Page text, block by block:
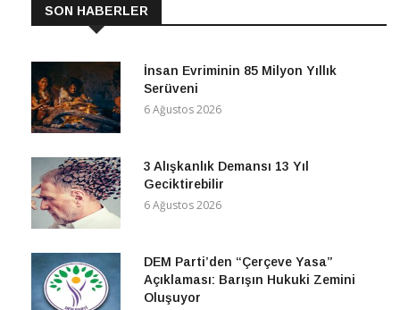
SON HABERLER
İnsan Evriminin 85 Milyon Yıllık
Serüveni
6 Ağustos 2026
3 Alışkanlık Demansı 13 Yıl
Geciktirebilir
6 Ağustos 2026
DEM Parti’den “Çerçeve Yasa”
Açıklaması: Barışın Hukuki Zemini
Oluşuyor